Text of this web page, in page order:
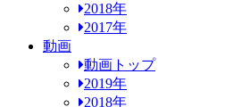
2018年
2017年
動画
動画トップ
2019年
2018年